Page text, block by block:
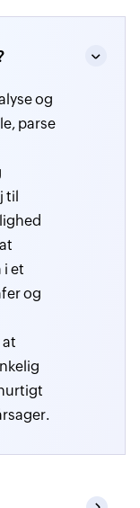
og
parse
til
i et
og